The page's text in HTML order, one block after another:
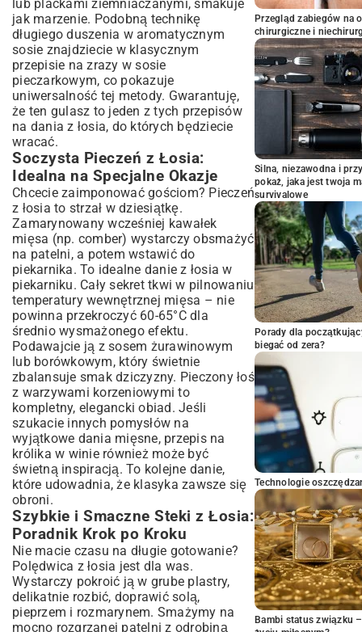
lub plackami ziemniaczanymi, smakuje
jak marzenie. Podobną technikę
długiego duszenia w aromatycznym
sosie znajdziecie w klasycznym
przepisie na zrazy w sosie
pieczarkowym, co pokazuje
uniwersalność tej metody. Gwarantuję,
że ten gulasz to jeden z tych przepisów
na dania z łosia, do których będziecie
wracać.
Soczysta Pieczeń z Łosia:
Idealna na Specjalne Okazje
Chcecie zaimponować gościom? Pieczeń
z łosia to strzał w dziesiątkę.
Zamarynowany wcześniej kawałek
mięsa (np. comber) wystarczy obsmażyć
na patelni, a potem wstawić do
piekarnika. To idealne danie z łosia w
piekarniku. Cały sekret tkwi w pilnowaniu
temperatury wewnętrznej mięsa – nie
powinna przekroczyć 60-65°C dla
średnio wysmażonego efektu.
Podawajcie ją z sosem żurawinowym
lub borówkowym, który świetnie
zbalansuje smak dziczyzny. Pieczony łoś
z warzywami korzeniowymi to
kompletny, elegancki obiad. Jeśli
szukacie innych pomysłów na
wyjątkowe dania mięsne, przepis na
królika w winierównież może być
świetną inspiracją. To kolejne danie,
które udowadnia, że klasyka zawsze się
obroni.
Szybkie i Smaczne Steki z Łosia:
Poradnik Krok po Kroku
Nie macie czasu na długie gotowanie?
Polędwica z łosia jest dla was.
Wystarczy pokroić ją w grube plastry,
delikatnie rozbić, doprawić solą,
pieprzem i rozmarynem. Smażymy na
mocno rozgrzanej patelni z odrobiną
Przegląd zabiegów na
chirurgiczne i
Silna, niezawodna i
pokaż, jaka jest twoja
survivalowe
Porady dla
biegać od zera?
Technologie
Bambi status związku